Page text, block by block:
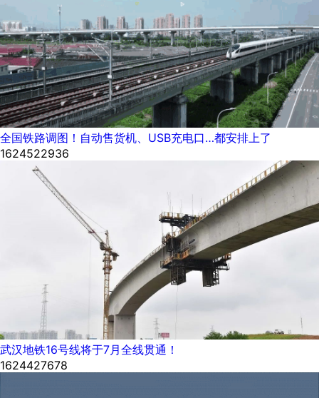
全国铁路调图！自动售货机、USB充电口…都安排上了
1624522936
武汉地铁16号线将于7月全线贯通！
1624427678